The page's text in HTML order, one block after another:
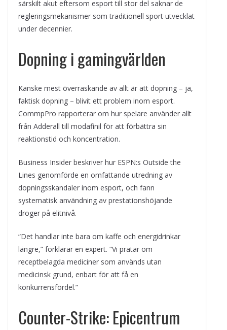
särskilt akut eftersom esport till stor del saknar de
regleringsmekanismer som traditionell sport utvecklat
under decennier.
Dopning i gamingvärlden
Kanske mest överraskande av allt är att dopning – ja,
faktisk dopning – blivit ett problem inom esport.
CommpPro rapporterar om hur spelare använder allt
från Adderall till modafinil för att förbättra sin
reaktionstid och koncentration.
Business Insider beskriver hur ESPN:s Outside the
Lines genomförde en omfattande utredning av
dopningsskandaler inom esport, och fann
systematisk användning av prestationshöjande
droger på elitnivå.
“Det handlar inte bara om kaffe och energidrinkar
längre,” förklarar en expert. “Vi pratar om
receptbelagda mediciner som används utan
medicinsk grund, enbart för att få en
konkurrensfördel.”
Counter-Strike: Epicentrum